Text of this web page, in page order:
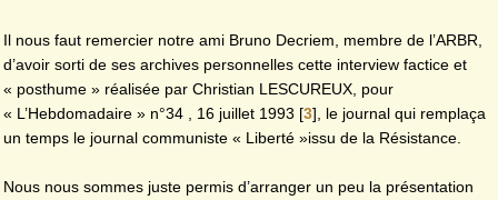
Il nous faut remercier notre ami Bruno Decriem, membre de l’ARBR,
d’avoir sorti de ses archives personnelles cette interview factice et
« posthume » réalisée par Christian LESCUREUX, pour
« L’Hebdomadaire » n°34 , 16 juillet 1993 [3], le journal qui remplaça
un temps le journal communiste « Liberté »issu de la Résistance.
Nous nous sommes juste permis d’arranger un peu la présentation